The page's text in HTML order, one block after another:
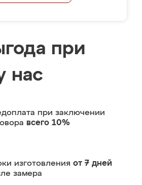
при
нас
при заключении
всего 10%
изготовления от 7 дней
замера